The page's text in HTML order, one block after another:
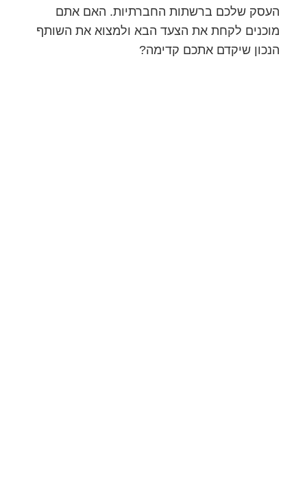
העסק שלכם ברשתות החברתיות. האם אתם
מוכנים לקחת את הצעד הבא ולמצוא את השותף
הנכון שיקדם אתכם קדימה?